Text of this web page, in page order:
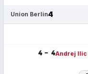
Union Berlin4
4 – 4Andrej Ilic